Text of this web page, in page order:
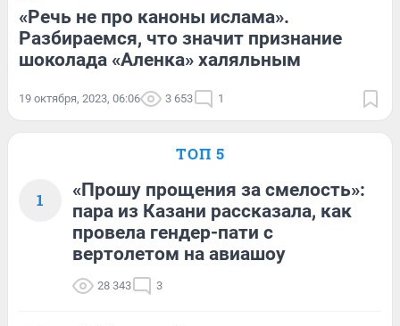
«Речь не про каноны ислама».
Разбираемся, что значит признание
шоколада «Аленка» халяльным
19 октября, 2023, 06:06 3 653 1
ТОП 5
1
«Прошу прощения за смелость»:
пара из Казани рассказала, как
провела гендер-пати с
вертолетом на авиашоу
28 343 3